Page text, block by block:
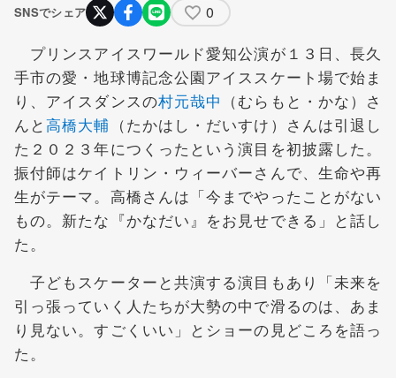
SNSでシェア 0
プリンスアイスワールド愛知公演が１３日、長久
手市の愛・地球博記念公園アイススケート場で始ま
り、アイスダンスの村元哉中 （むらもと・かな）さ
んと高橋大輔 （たかはし・だいすけ）さんは引退し
た２０２３年につくったという演目を初披露した。
振付師はケイトリン・ウィーバーさんで、生命や再
生がテーマ。高橋さんは「今までやったことがない
もの。新たな『かなだい』をお見せできる」と話し
た。
子どもスケーターと共演する演目もあり「未来を
引っ張っていく人たちが大勢の中で滑るのは、あま
り見ない。すごくいい」とショーの見どころを語っ
た。